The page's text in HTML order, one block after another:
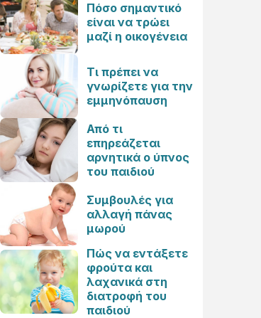
Πόσο σημαντικό
είναι να τρώει
μαζί η οικογένεια
Τι πρέπει να
γνωρίζετε για την
εμμηνόπαυση
Από τι
επηρεάζεται
αρνητικά ο ύπνος
του παιδιού
Συμβουλές για
αλλαγή πάνας
μωρού
Πώς να εντάξετε
φρούτα και
λαχανικά στη
διατροφή του
παιδιού